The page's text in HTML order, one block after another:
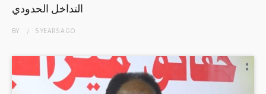
التداخل الحدودي
BY 5 YEARSAGO